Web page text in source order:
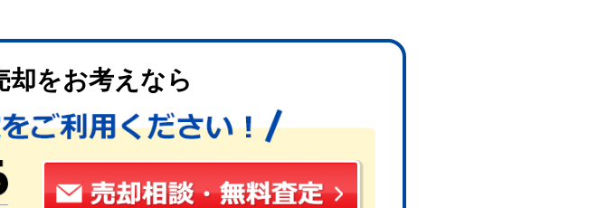
却をお考えなら